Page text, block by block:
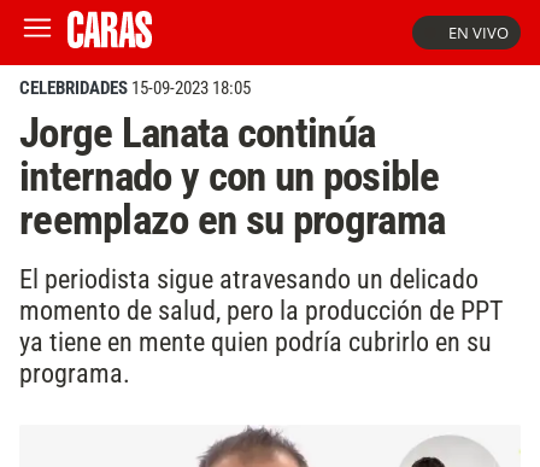
EN VIVO
CELEBRIDADES 15-09-2023 18:05
Jorge Lanata continúa
internado y con un posible
reemplazo en su programa
El periodista sigue atravesando un delicado
momento de salud, pero la producción de PPT
ya tiene en mente quien podría cubrirlo en su
programa.